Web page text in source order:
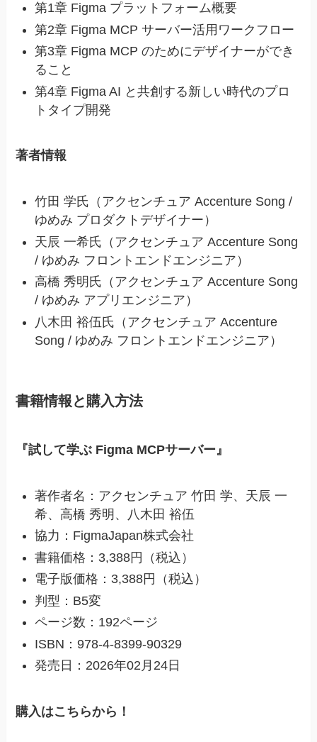
第1章 Figma プラットフォーム概要
第2章 Figma MCP サーバー活用ワークフロー
第3章 Figma MCP のためにデザイナーができ
ること
第4章 Figma AI と共創する新しい時代のプロ
トタイプ開発
著者情報
竹田 学氏（アクセンチュア Accenture Song /
ゆめみ プロダクトデザイナー）
天辰 一希氏（アクセンチュア Accenture Song
/ ゆめみ フロントエンドエンジニア）
高橋 秀明氏（アクセンチュア Accenture Song
/ ゆめみ アプリエンジニア）
八木田 裕伍氏（アクセンチュア Accenture
Song / ゆめみ フロントエンドエンジニア）
書籍情報と購入方法
『試して学ぶ Figma MCPサーバー』
著作者名：アクセンチュア 竹田 学、天辰 一
希、高橋 秀明、八木田 裕伍
協力：FigmaJapan株式会社
書籍価格：3,388円（税込）
電子版価格：3,388円（税込）
判型：B5変
ページ数：192ページ
ISBN：978-4-8399-90329
発売日：2026年02月24日
購入はこちらから！